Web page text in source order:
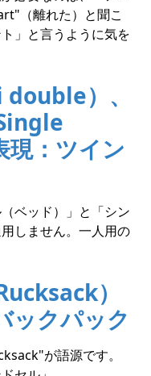
（離れた）と聞こ
」と言うように気を
）、
現：ツイン
ベッド）」と「シン
しません。一人用の
）
ックパック
が語源です。